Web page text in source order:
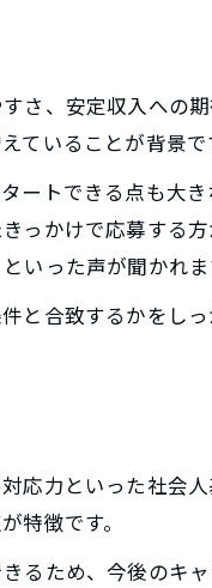
ト
スト
間やシフト
条件
さ、安定収入への
いることが背景で
ートできる点も大
っかけで応募する
いった声が聞かれま
と合致するかをし
応力といった社会
特徴です。
るため、今後のキ